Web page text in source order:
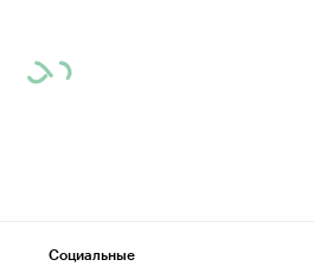
Социальные